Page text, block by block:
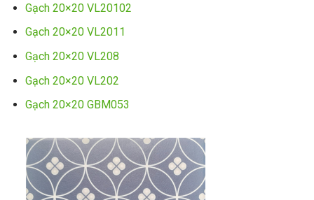
Gạch 20×20 VL20102
Gạch 20×20 VL2011
Gạch 20×20 VL208
Gạch 20×20 VL202
Gạch 20×20 GBM053